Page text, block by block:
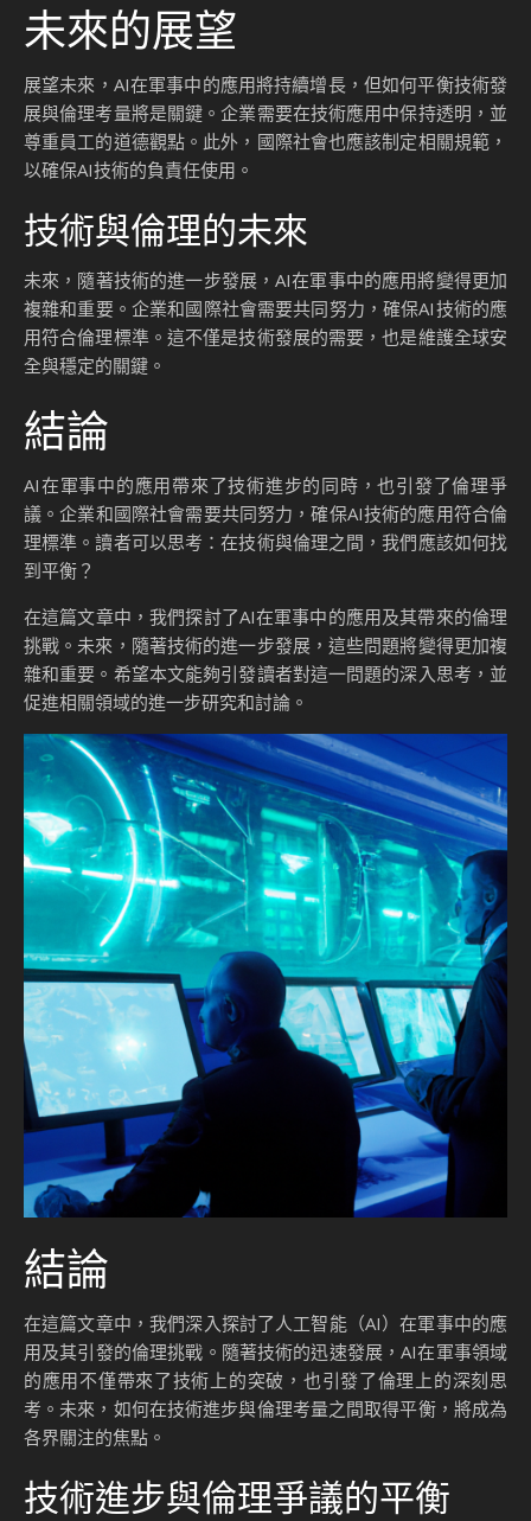
未來的展望
展望未來，AI在軍事中的應用將持續增長，但如何平衡技術發
展與倫理考量將是關鍵。企業需要在技術應用中保持透明，並
尊重員工的道德觀點。此外，國際社會也應該制定相關規範，
以確保AI技術的負責任使用。
技術與倫理的未來
未來，隨著技術的進一步發展，AI在軍事中的應用將變得更加
複雜和重要。企業和國際社會需要共同努力，確保AI技術的應
用符合倫理標準。這不僅是技術發展的需要，也是維護全球安
全與穩定的關鍵。
結論
AI在軍事中的應用帶來了技術進步的同時，也引發了倫理爭
議。企業和國際社會需要共同努力，確保AI技術的應用符合倫
理標準。讀者可以思考：在技術與倫理之間，我們應該如何找
到平衡？
在這篇文章中，我們探討了AI在軍事中的應用及其帶來的倫理
挑戰。未來，隨著技術的進一步發展，這些問題將變得更加複
雜和重要。希望本文能夠引發讀者對這一問題的深入思考，並
促進相關領域的進一步研究和討論。
結論
在這篇文章中，我們深入探討了人工智能（AI）在軍事中的應
用及其引發的倫理挑戰。隨著技術的迅速發展，AI在軍事領域
的應用不僅帶來了技術上的突破，也引發了倫理上的深刻思
考。未來，如何在技術進步與倫理考量之間取得平衡，將成為
各界關注的焦點。
技術進步與倫理爭議的平衡